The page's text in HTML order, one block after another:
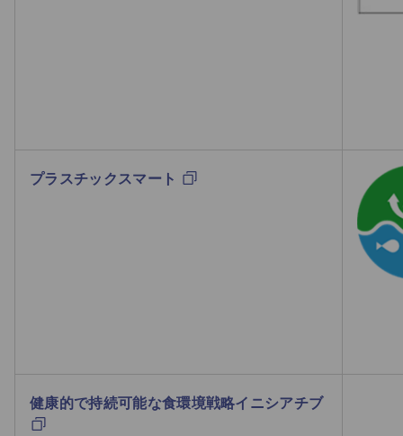
プラスチックスマート
健康的で持続可能な食環境戦略イニシアチブ